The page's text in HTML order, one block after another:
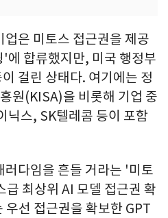
은 미토스 접근권을 제공
에 합류했지만, 미국 행정부
걸린 상태다. 여기에는 정
원(KISA)을 비롯해 기업 중
닉스, SK텔레콤 등이 포함
러다임을 흔들 거라는 '미토
최상위 AI 모델 접근권 확
우선 접근권을 확보한 GPT